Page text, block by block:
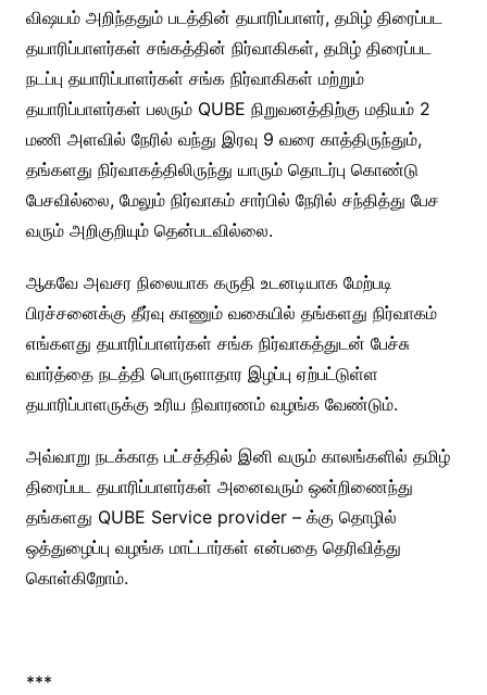
விஷயம் அறிந்ததும் படத்தின் தயாரிப்பாளர், தமிழ் திரைப்பட
தயாரிப்பாளர்கள் சங்கத்தின் நிர்வாகிகள், தமிழ் திரைப்பட
நடப்பு தயாரிப்பாளர்கள் சங்க நிர்வாகிகள் மற்றும்
தயாரிப்பாளர்கள் பலரும் QUBE நிறுவனத்திற்கு மதியம் 2
மணி அளவில் நேரில் வந்து இரவு 9 வரை காத்திருந்தும்,
தங்களது நிர்வாகத்திலிருந்து யாரும் தொடர்பு கொண்டு
பேசவில்லை, மேலும் நிர்வாகம் சார்பில் நேரில் சந்தித்து பேச
வரும் அறிகுறியும் தென்படவில்லை.
ஆகவே அவசர நிலையாக கருதி உடனடியாக மேற்படி
பிரச்சனைக்கு தீர்வு காணும் வகையில் தங்களது நிர்வாகம்
எங்களது தயாரிப்பாளர்கள் சங்க நிர்வாகத்துடன் பேச்சு
வார்த்தை நடத்தி பொருளாதார இழப்பு ஏற்பட்டுள்ள
தயாரிப்பாளருக்கு உரிய நிவாரணம் வழங்க வேண்டும்.
அவ்வாறு நடக்காத பட்சத்தில் இனி வரும் காலங்களில் தமிழ்
திரைப்பட தயாரிப்பாளர்கள் அனைவரும் ஒன்றிணைந்து
தங்களது QUBE Service provider – க்கு தொழில்
ஒத்துழைப்பு வழங்க மாட்டார்கள் என்பதை தெரிவித்து
கொள்கிறோம்.
***